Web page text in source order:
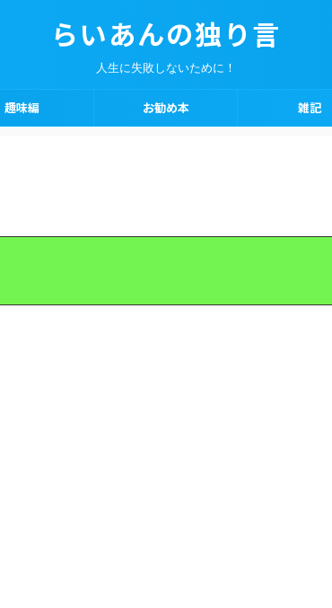
らいあんの独り言
人生に失敗しないために！
趣味編 お勧め本 雑記